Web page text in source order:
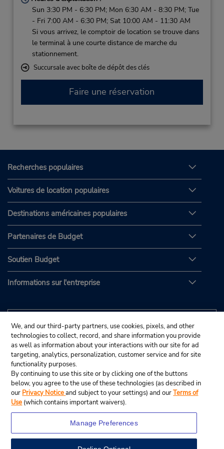
Sun 3:30 PM - 6:30 PM; Mon 6:30 AM - 8:30 PM; Tue
- Fri 7:00 AM - 6:30 PM; Sat 10:00 AM - 11:30 AM
Si vous arrivez, le comptoir de location se trouve dans
le terminal à une courte distance de marche du
stationnement.
Succursale avec boîte de dépôt des clés
Faire une réservation
Recherches populaires
Voitures de location populaires
Destinations américaines populaires
Partenaires de Budget
Soutien Budget
Informations sur l'entreprise
We, and our third-party partners, use cookies, pixels, and other
technologies to collect, record, and share information you provide
as well as information about your interactions with our site for ad
targeting, analytics, personalization, customer service and for site
functionality purposes.
By continuing to use this site or by clicking one of the buttons
below, you agree to the use of these technologies (as described in
our Privacy Noticeand subject to your settings) and ourTerms of
Use (which contains important waivers).
Manage Preferences